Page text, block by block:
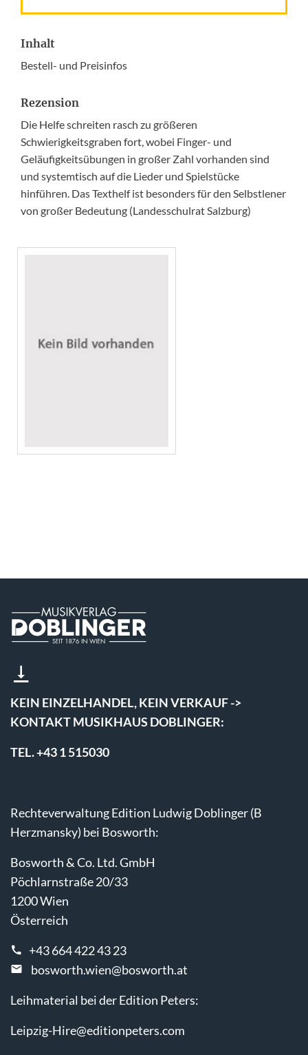
Inhalt
Bestell- und Preisinfos
Rezension
Die Helfe schreiten rasch zu größeren
Schwierigkeitsgraben fort, wobei Finger- und
Geläufigkeitsübungen in großer Zahl vorhanden sind
und systemtisch auf die Lieder und Spielstücke
hinführen. Das Texthelf ist besonders für den Selbstlener
von großer Bedeutung (Landesschulrat Salzburg)
KEIN EINZELHANDEL, KEIN VERKAUF ->
KONTAKT MUSIKHAUS DOBLINGER:
TEL. +43 1 515030
Rechteverwaltung Edition Ludwig Doblinger (B
Herzmansky) bei Bosworth:
Bosworth & Co. Ltd. GmbH
Pöchlarnstraße 20/33
1200 Wien
Österreich
+43 664 422 43 23
bosworth.wien@bosworth.at
Leihmaterial bei der Edition Peters:
Leipzig-Hire@editionpeters.com